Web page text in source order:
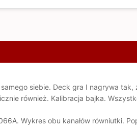
siebie. Deck gra I nagrywa
również. Kalibracja bajka.
Wykres obu kanałów równiutki.